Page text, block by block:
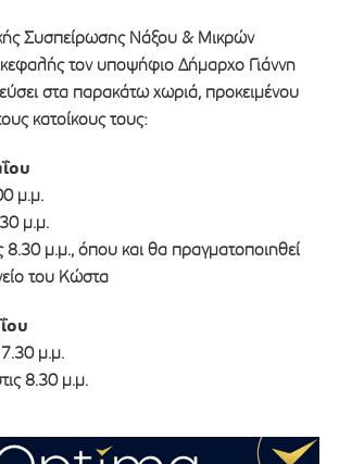
Συσπείρωσης Νάξου & Μικρών
τον υποψήφιο Δήμαρχο Γιάννη
στα παρακάτω χωριά, προκειμένου
κατοίκους τους:
μ.μ.
μ.μ.
8.30 μ.μ., όπου και θα πραγματοποιηθεί
του Κώστα
μ.μ.
8.30 μ.μ.